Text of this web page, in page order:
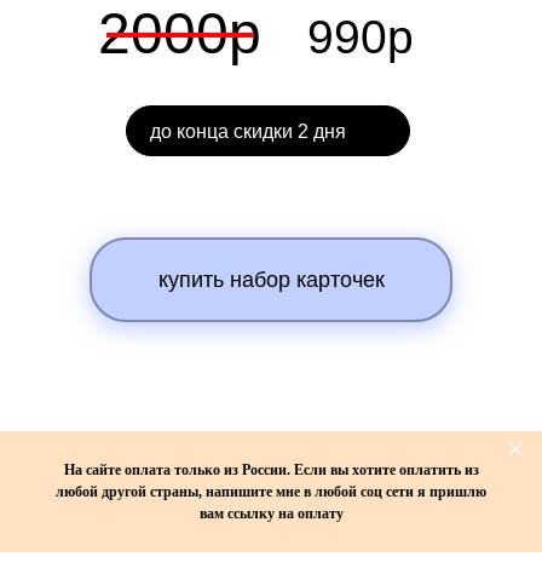
купить набор карточек
990р
2000р
до конца скидки 2 дня
На сайте оплата только из России. Если вы хотите оплатить из
любой другой страны, напишите мне в любой соц сети я пришлю
вам ссылку на оплату